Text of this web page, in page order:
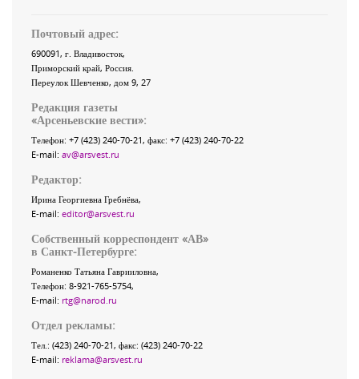
Почтовый адрес:
690091, г. Владивосток,
Приморский край, Россия
Переулок Шевченко, дом 9, 27
Редакция газеты
«Арсеньевские вести»:
Телефон: +7 (423) 240-70-21, факс: +7 (423) 240-70-22
E-mail: av@arsvest.ru
Редактор:
Ирина Георгиевна Гребнёва,
E-mail: editor@arsvest.ru
Собственный корреспондент «АВ»
в Санкт-Петербурге:
Романенко Татьяна Гаврииловна,
Телефон: 8-921-765-5754,
E-mail: rtg@narod.ru
Отдел рекламы:
Тел.: (423) 240-70-21, факс: (423) 240-70-22
E-mail: reklama@arsvest.ru